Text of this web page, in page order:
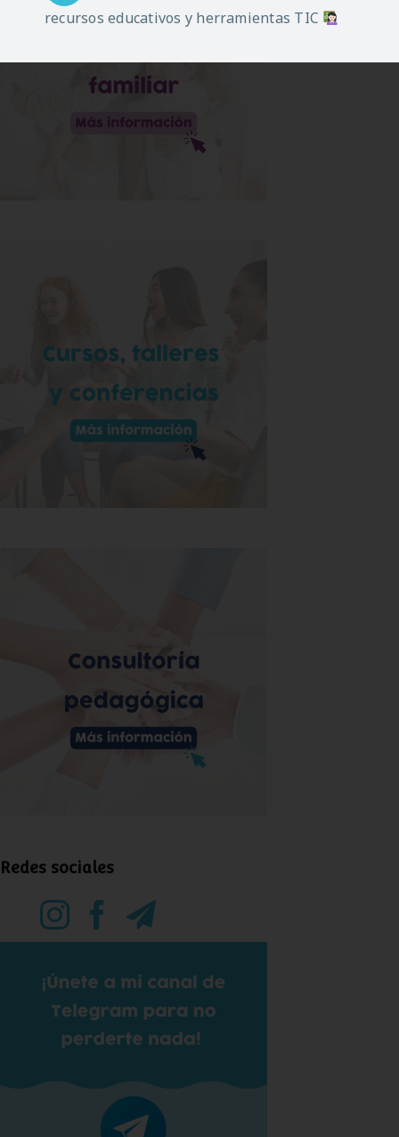
Redes sociales
recursos educativos y herramientas TIC